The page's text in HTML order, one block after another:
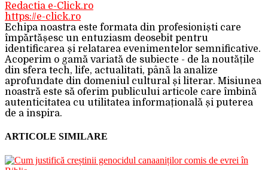
Redactia e-Click.ro
https://e-click.ro
Echipa noastra este formata din profesioniști care
împărtășesc un entuziasm deosebit pentru
identificarea și relatarea evenimentelor semnificative.
Acoperim o gamă variată de subiecte - de la noutățile
din sfera tech, life, actualitati, până la analize
aprofundate din domeniul cultural și literar. Misiunea
noastră este să oferim publicului articole care îmbină
autenticitatea cu utilitatea informațională și puterea
de a inspira.
ARTICOLE SIMILARE